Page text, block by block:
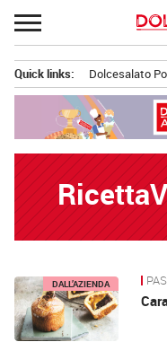
Passa
al
principale
Quick links: Dolcesalato
News DALL’AZIENDA